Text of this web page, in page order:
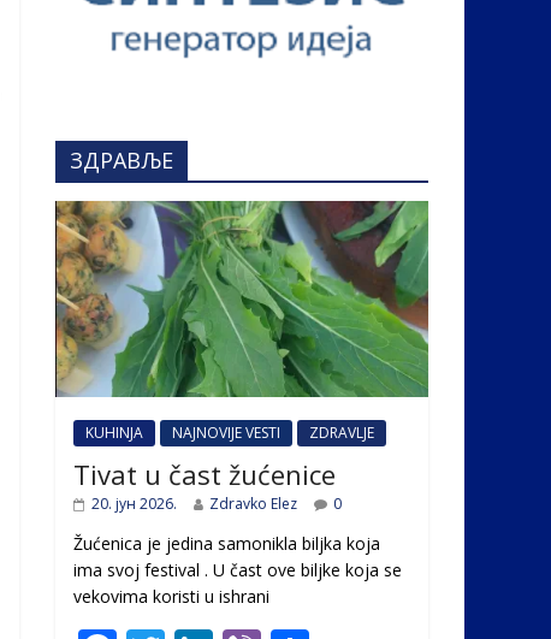
ЗДРАВЉЕ
KUHINJA NAJNOVIJE VESTI ZDRAVLJE
Tivat u čast žućenice
20. јун 2026. Zdravko Elez 0
Žućenica je jedina samonikla biljka koja
ima svoj festival . U čast ovе biljke koja se
vekovima koristi u ishrani